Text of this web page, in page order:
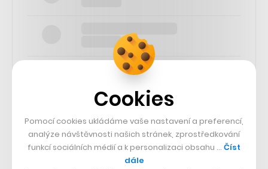
SLEDUJTE NÁS
73k
Cookies
Pomocí cookies ukládáme vaše nastavení a preferencí,
analýze návštěvnosti našich stránek, zprostředkování
funkcí sociálních médií a k personalizaci obsahu … Číst
dále